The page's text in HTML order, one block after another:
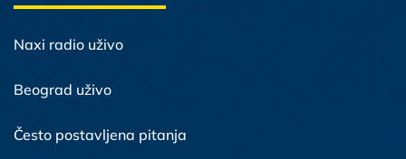
Naxi radio uživo
Beograd uživo
Često postavljena pitanja